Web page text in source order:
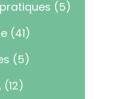
(5)
(41)
(5)
(12)